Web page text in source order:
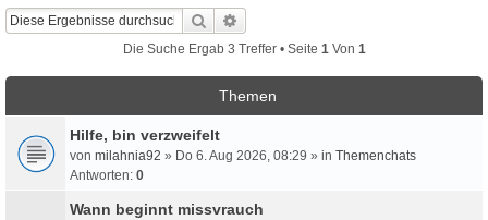
Suche
Die Suche Ergab 3 Treffer • Seite 1 Von 1
Themen
Hilfe, bin verzweifelt
von milahnia92 » Do 6. Aug 2026, 08:29 » in Themenchats
Antworten: 0
Wann beginnt missvrauch